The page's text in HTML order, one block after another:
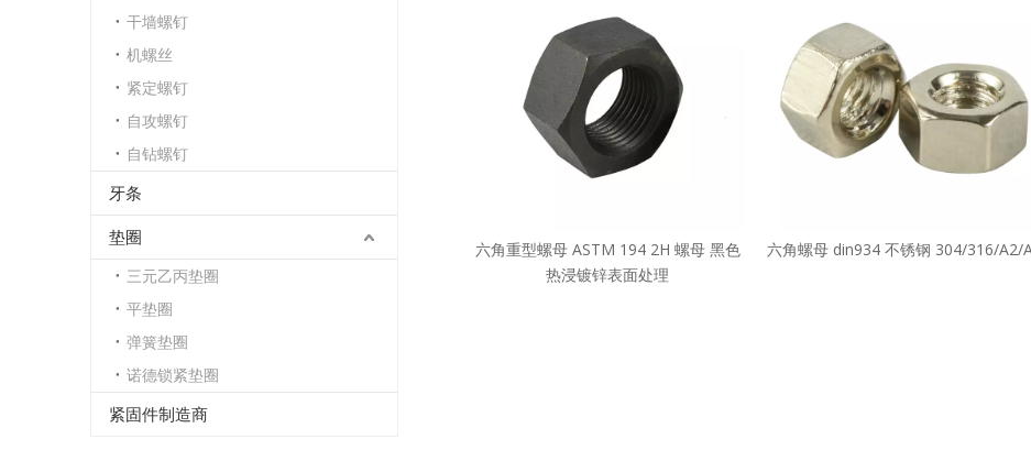
干墙螺钉
机螺丝
紧定螺钉
自攻螺钉
自钻螺钉
牙条
垫圈
三元乙丙垫圈
平垫圈
弹簧垫圈
诺德锁紧垫圈
紧固件制造商
六角重型螺母 ASTM 194 2H 螺母 黑色
热浸镀锌表面处理
六角螺母 din934 不锈钢 304/316/A2/